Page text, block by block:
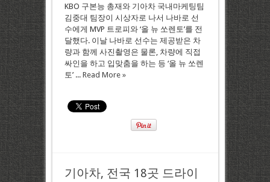
KBO 구본능 총재와 기아차 국내마케팅팀
김중대 팀장이 시상자로 나서 나바로 선
수에게 MVP 트로피와 ‘올 뉴 쏘렌토’를 전
달했다. 이날 나바로 선수는 제공받은 차
량과 함께 사진촬영은 물론, 차량에 직접
싸인을 하고 입맞춤을 하는 등 ‘올 뉴 쏘렌
토’ ... Read More »
기아차, 전국 18곳 드라이